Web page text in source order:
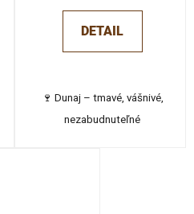
DETAIL
🍷 Dunaj – tmavé, vášnivé,
nezabudnuteľné